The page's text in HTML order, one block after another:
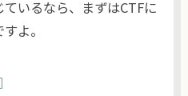
いるなら、まずはCTFに
よ。